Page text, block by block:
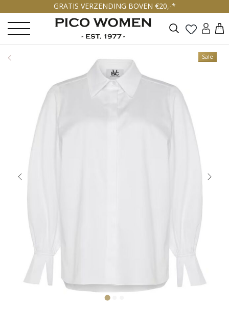
GRATIS VERZENDING BOVEN €20,-*
Zoeken
Sale